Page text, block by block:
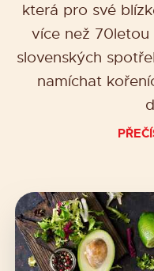
která pro své
více než 70letou
slovenských
namíchat